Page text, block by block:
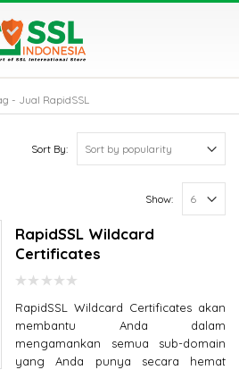
- Jual RapidSSL
Sort By:
Show:
RapidSSL Wildcard
Certificates
out
5
RapidSSL Wildcard Certificates akan
membantu Anda dalam
mengamankan semua sub-domain
yang Anda punya secara hemat